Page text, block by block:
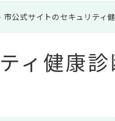
市公式サイトのセキュリティ
ィ健康